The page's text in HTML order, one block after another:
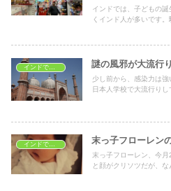
インドでは、子どもの
くインド人が多いです。
インドで子育て 謎の風邪が大流行り
少し前から、感染力は強
日本人学校で大流行りし
末っ子フローレン
末っ子フローレン、今
と顔がクリソツだが、